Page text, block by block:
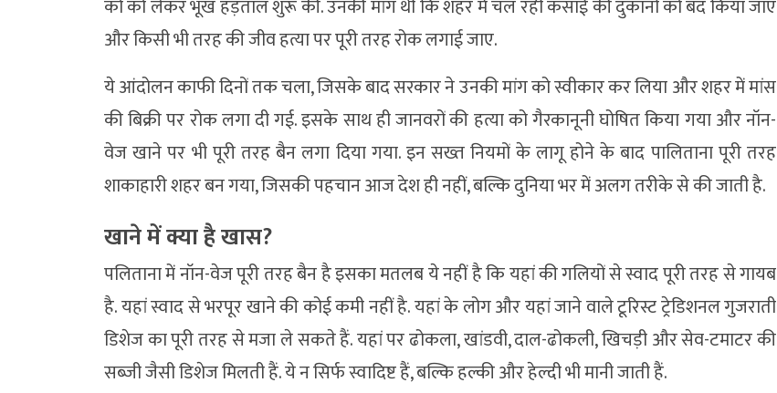
को को लेकर भूख हड़ताल शुरू की. उनकी मांग थी कि शहर में चल रही कसाई की दुकानों को बंद किया जाए
और किसी भी तरह की जीव हत्या पर पूरी तरह रोक लगाई जाए.
ये आंदोलन काफी दिनों तक चला, जिसके बाद सरकार ने उनकी मांग को स्वीकार कर लिया और शहर में मांस
की बिक्री पर रोक लगा दी गई. इसके साथ ही जानवरों की हत्या को गैरकानूनी घोषित किया गया और नॉन-
वेज खाने पर भी पूरी तरह बैन लगा दिया गया. इन सख्त नियमों के लागू होने के बाद पालिताना पूरी तरह
शाकाहारी शहर बन गया, जिसकी पहचान आज देश ही नहीं, बल्कि दुनिया भर में अलग तरीके से की जाती है.
खाने में क्या है खास?
पलिताना में नॉन-वेज पूरी तरह बैन है इसका मतलब ये नहीं है कि यहां की गलियों से स्वाद पूरी तरह से गायब
है. यहां स्वाद से भरपूर खाने की कोई कमी नहीं है. यहां के लोग और यहां जाने वाले टूरिस्ट ट्रेडिशनल गुजराती
डिशेज का पूरी तरह से मजा ले सकते हैं. यहां पर ढोकला, खांडवी, दाल-ढोकली, खिचड़ी और सेव-टमाटर की
सब्जी जैसी डिशेज मिलती हैं. ये न सिर्फ स्वादिष्ट हैं, बल्कि हल्की और हेल्दी भी मानी जाती हैं.